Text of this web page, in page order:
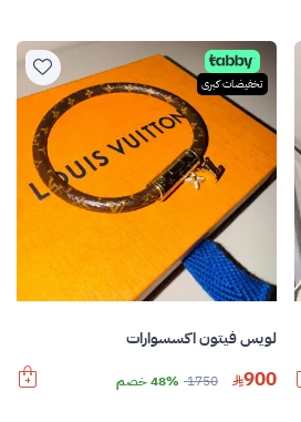
تخفيضات كبرى
لويس فيتون اكسسوارات
900
1750 48% خصم